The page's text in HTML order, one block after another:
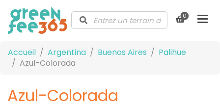
0
Accueil Argentina Buenos Aires
Palihue
Azul-Colorada
Azul-Colorada